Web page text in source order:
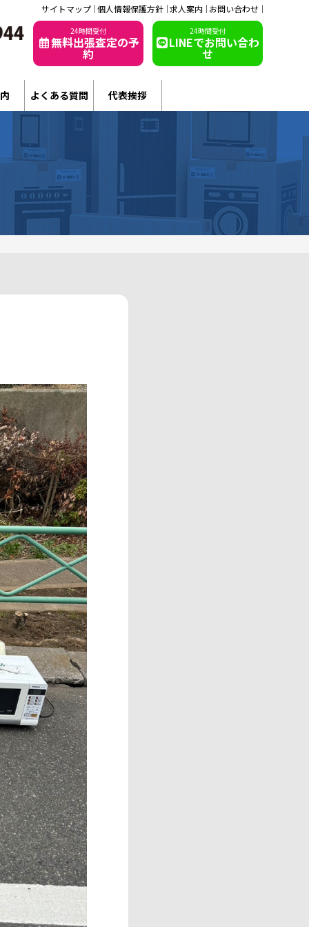
サイトマップ 個人情報保護方針 求人案内 お問い合わせ
24時間受付
無料出張査定の予
約
24時間受付
LINEでお問い合わ
せ
よくある質問 代表挨拶